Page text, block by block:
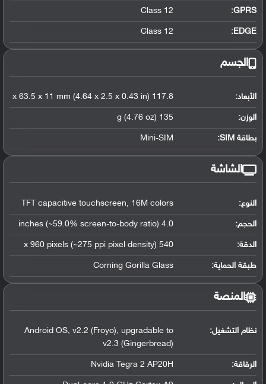
GPRS:
Class 12
EDGE:
Class 12
الجسم
الأبعاد: 117.8 x 63.5 x 11 mm (4.64 x 2.5 x 0.43 in)
الوزن: 135 g (4.76 oz)
بطاقة SIM: Mini-SIM
الشاشة
النوع: TFT capacitive touchscreen, 16M colors
الحجم: 4.0 inches (~59.0% screen-to-body ratio)
الدقة: 540 x 960 pixels (~275 ppi pixel density)
طبقة الحماية: Corning Gorilla Glass
المنصة
نظام التشغيل:
Android OS, v2.2 (Froyo), upgradable to
v2.3 (Gingerbread)
الرقاقة:
Nvidia Tegra 2 AP20H